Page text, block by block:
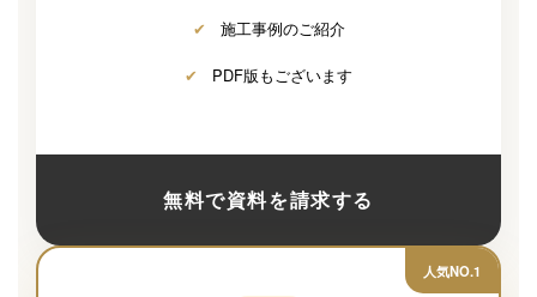
✔ 施工事例のご紹介
✔ PDF版もございます
無料で資料を請求する
人気NO.1